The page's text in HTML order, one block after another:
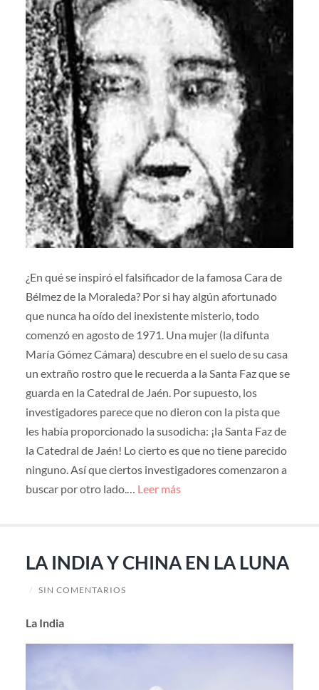
¿En qué se inspiró el falsificador de la famosa Cara de
Bélmez de la Moraleda? Por si hay algún afortunado
que nunca ha oído del inexistente misterio, todo
comenzó en agosto de 1971. Una mujer (la difunta
María Gómez Cámara) descubre en el suelo de su casa
un extraño rostro que le recuerda a la Santa Faz que se
guarda en la Catedral de Jaén. Por supuesto, los
investigadores parece que no dieron con la pista que
les había proporcionado la susodicha: ¡la Santa Faz de
la Catedral de Jaén! Lo cierto es que no tiene parecido
ninguno. Así que ciertos investigadores comenzaron a
buscar por otro lado.… Leer más
LA INDIA Y CHINA EN LA LUNA
/ SIN COMENTARIOS
La India